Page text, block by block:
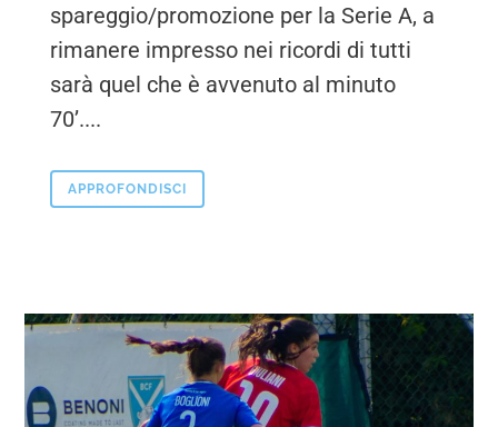
spareggio/promozione per la Serie A, a
rimanere impresso nei ricordi di tutti
sarà quel che è avvenuto al minuto
70’....
APPROFONDISCI